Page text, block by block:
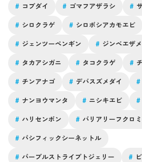
# コブダイ # ゴマフアザラシ #
# シロクラゲ # シロボシアカモエビ
# ジェンツーペンギン # ジンベエザメ
# タカアシガニ # タコクラゲ #
# チンアナゴ # デバスズメダイ #
# ナンヨウマンタ # ニシキエビ #
# ハリセンボン # バリアリーフクロ
# パシフィックシーネットル
# パープルストライプトジェリー #